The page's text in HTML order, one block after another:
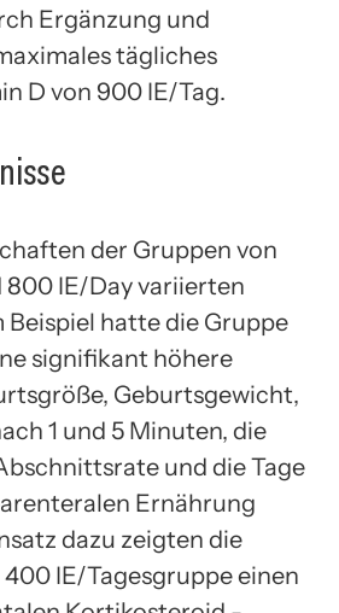
Ergänzung und
tägliches
D von 900 IE/Tag.
der Gruppen von
IE/Day variierten
Beispiel hatte die Gruppe
signifikant höhere
Geburtsgewicht,
1 und 5 Minuten, die
und die Tage
Ernährung
dazu zeigten die
IE/Tagesgruppe einen